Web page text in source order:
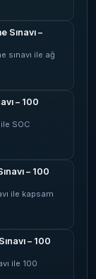
Sınavı –
sınavı ile ağ
– 100
SOC
– 100
ile kapsam
– 100
ile 100